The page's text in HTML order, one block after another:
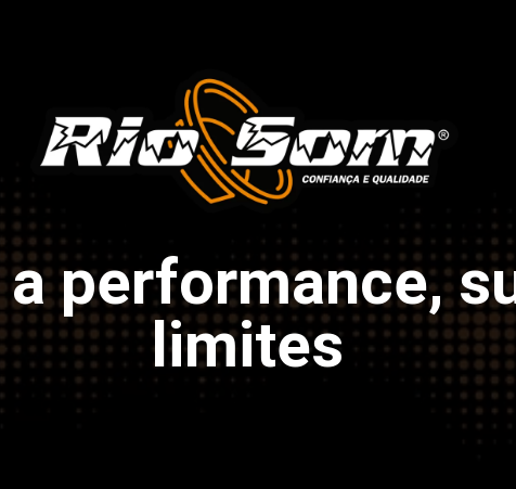
performance,
limites